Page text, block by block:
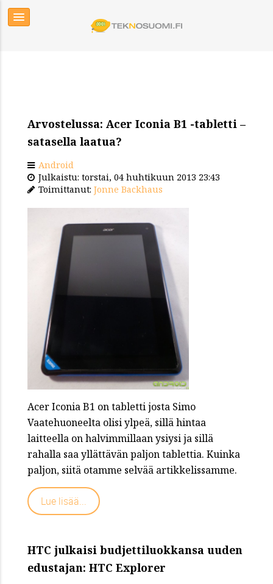
Arvostelussa: Acer Iconia B1 -tabletti –
satasella laatua?
Android
Julkaistu: torstai, 04 huhtikuun 2013 23:43
Toimittanut: Jonne Backhaus
Acer Iconia B1 on tabletti josta Simo
Vaatehuoneelta olisi ylpeä, sillä hintaa
laitteella on halvimmillaan ysiysi ja sillä
rahalla saa yllättävän paljon tablettia. Kuinka
paljon, siitä otamme selvää artikkelissamme.
Lue lisää...
HTC julkaisi budjettiluokkansa uuden
edustajan: HTC Explorer